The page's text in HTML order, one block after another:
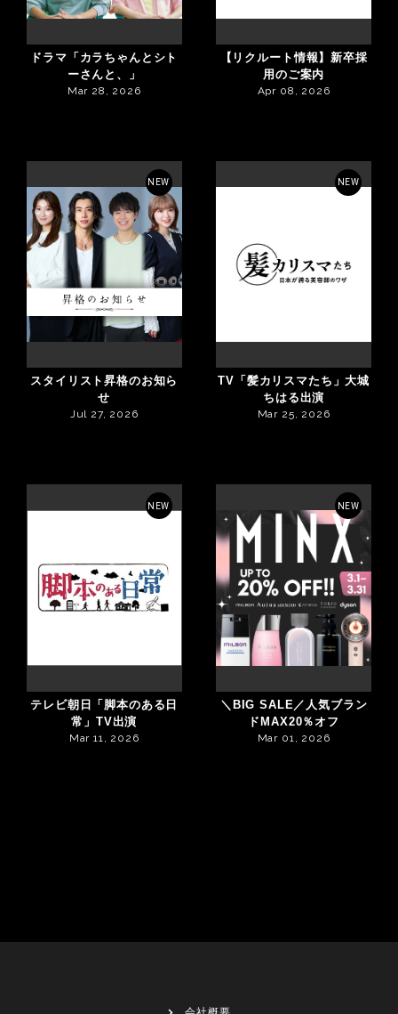
ドラマ「カラちゃんとシト
ーさんと、」
Mar 28, 2026
【リクルート情報】新卒採
用のご案内
Apr 08, 2026
NEW
スタイリスト昇格のお知ら
せ
Jul 27, 2026
NEW
TV「髪カリスマたち」大城
ちはる出演
Mar 25, 2026
NEW
テレビ朝日「脚本のある日
常」TV出演
Mar 11, 2026
NEW
＼BIG SALE／人気ブラン
ドMAX20％オフ
Mar 01, 2026
会社概要